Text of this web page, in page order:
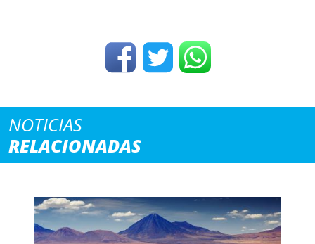
NOTICIAS
RELACIONADAS